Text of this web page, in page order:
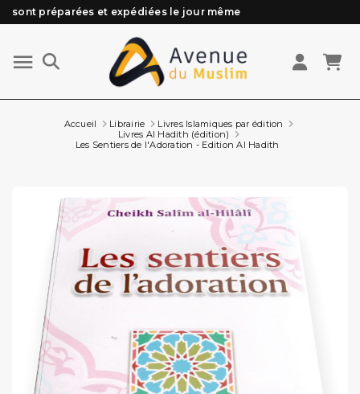
sont préparées et expédiées le jour même
Besoin d'aide ? Retrouvez notre FAQ
Livraison offerte à partir de 89€ d'achat*
Les Commandes passées avant 15h (lun au Vend)
Accueil Librairie
Livres Islamiques par édition
Livres Al Hadith (édition)
Les Sentiers de l'Adoration - Edition Al Hadith